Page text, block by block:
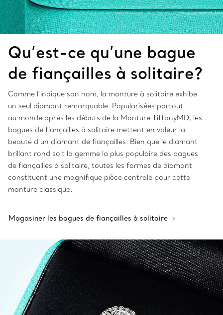
Qu’est-ce qu’une bague
de fiançailles à solitaire?
Comme l’indique son nom, la monture à solitaire exhibe
un seul diamant remarquable. Popularisées partout
au monde après les débuts de la Monture TiffanyMD, les
bagues de fiançailles à solitaire mettent en valeur la
beauté d’un diamant de fiançailles. Bien que le diamant
brillant rond soit la gemme la plus populaire des bagues
de fiançailles à solitaire, toutes les formes de diamant
constituent une magnifique pièce centrale pour cette
monture classique.
Magasiner les bagues de fiançailles à solitaire